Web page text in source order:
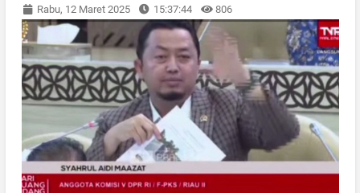
Rabu, 12 Maret 2025 15:37:44 806